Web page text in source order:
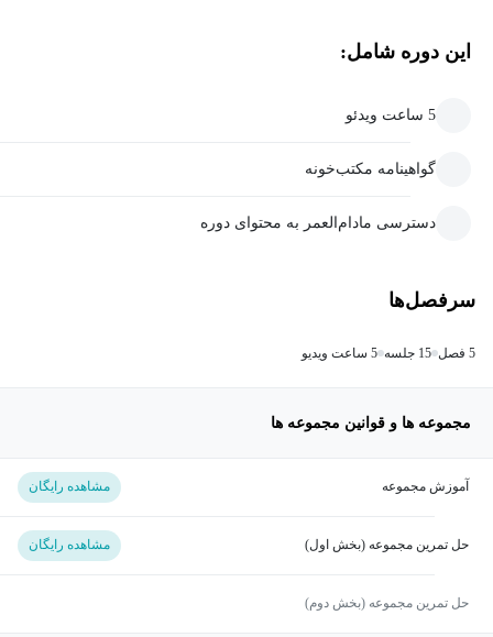
این دوره شامل:
5 ساعت ویدئو
گواهینامه مکتب‌خونه
دسترسی مادام‌العمر به محتوای دوره
سرفصل‌ها
5 فصل 15 جلسه 5 ساعت ویدیو
مجموعه ها و قوانین مجموعه ها
آموزش مجموعه مشاهده رایگان
حل تمرین مجموعه (بخش اول) مشاهده رایگان
حل تمرین مجموعه (بخش دوم)